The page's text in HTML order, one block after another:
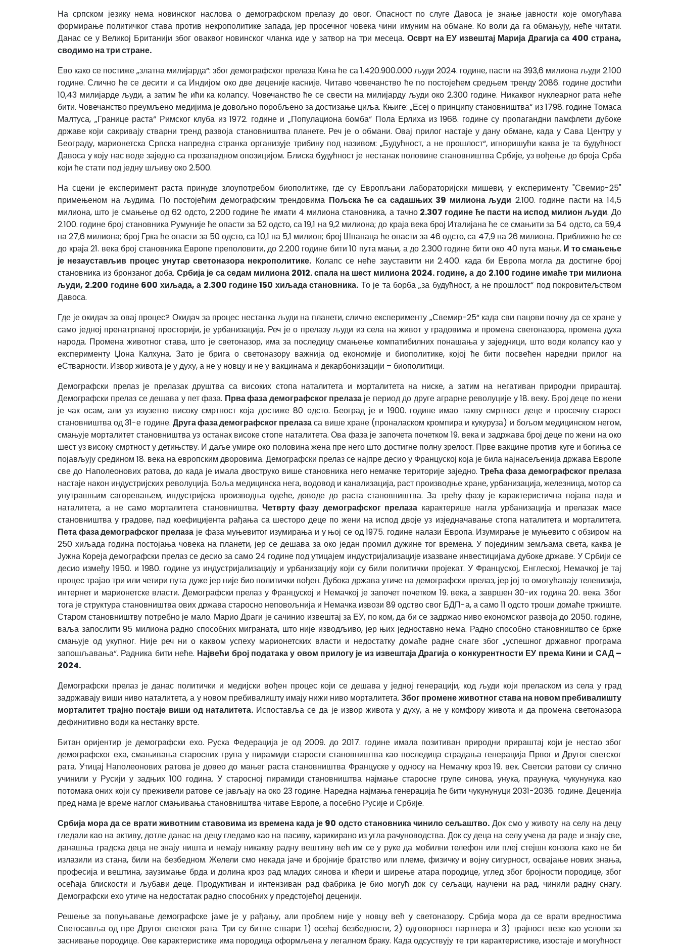
На српском језику нема новинског наслова о демографском прелазу до овог. Опасност по слуге Давоса је знање јавности које омогућава
формирање политичког става против некрополитике запада, јер просечног човека чини имуним на обмане. Ко воли да га обмањују, неће читати.
Данас се у Великој Британији због оваквог новинског чланка иде у затвор на три месеца. Осврт на ЕУ извештај Марија Драгија са 400 страна,
сводимо на три стране.
Ево како се постиже „златна милијарда“: због демографског прелаза Кина ће са 1.420.900.000 људи 2024. године, пасти на 393,6 милиона људи 2.100
године. Слично ће се десити и са Индијом око две деценије касније. Читаво човечанство ће по постојећем средњем тренду 2086. године достићи
10,43 милијарде људи, а затим ће ићи ка колапсу. Човечанство ће се свести на милијарду људи око 2.300 године. Никаквог нуклеарног рата неће
бити. Човечанство преумљено медијима је довољно поробљено за достизање циља. Књиге: „Есеј о принципу становништва“ из 1798. године Томаса
Малтуса, „Границе раста“ Римског клуба из 1972. године и „Популациона бомба“ Пола Ерлиха из 1968. године су пропагандни памфлети дубоке
државе који сакривају стварни тренд развоја становништва планете. Реч је о обмани. Овај прилог настаје у дану обмане, када у Сава Центру у
Београду, марионетска Српска напредна странка организује трибину под називом: „Будућност, а не прошлост“, игноришући каква је та будућност
Давоса у коју нас воде заједно са прозападном опозицијом. Блиска будућност је нестанак половине становништва Србије, уз вођење до броја Срба
који ће стати под једну шљиву око 2.500.
На сцени је експеримент раста принуде злоупотребом биополитике, где су Европљани лабораторијски мишеви, у експерименту "Свемир-25"
примењеном на људима. По постојећим демографским трендовима Пољска ће са садашњих 39 милиона људи 2.100. године пасти на 14,5
милиона, што је смањење од 62 одсто, 2.200 године ће имати 4 милиона становника, а тачно2.307 године ће пасти на испод милион људи. До
2.100. године број становника Румуније ће опасти за 52 одсто, са 19,1 на 9,2 милиона; до краја века број Италијана ће се смањити за 54 одсто, са 59,4
на 27,6 милиона; број Грка ће опасти за 50 одсто, са 10,1 на 5,1 милион; број Шпанаца ће опасти за 46 одсто, са 47,9 на 26 милиона. Приближно ће се
до краја 21. века број становника Европе преполовити, до 2.200 године бити 10 пута мањи, а до 2.300 године бити око 40 пута мањи. И то смањење
је незаустављив процес унутар светоназора некрополитике. Колапс се неће зауставити ни 2.400. када би Европа могла да достигне број
становника из бронзаног доба.Србија је са седам милиона 2012. спала на шест милиона 2024. године, а до 2.100 године имаће три милиона
људи, 2.200 године 600 хиљада, а 2.300 године 150 хиљада становника. То је та борба „за будућност, а не прошлост“ под покровитељством
Давоса.
Где је окидач за овај процес? Окидач за процес нестанка људи на планети, слично експерименту „Свемир-25“ када сви пацови почну да се хране у
само једној пренатрпаној просторији, је урбанизација. Реч је о прелазу људи из села на живот у градовима и промена светоназора, промена духа
народа. Промена животног става, што је светоназор, има за последицу смањење компатибилних понашања у заједници, што води колапсу као у
експерименту Џона Калхуна. Зато је брига о светоназору важнија од економије и биополитике, којој ће бити посвећен наредни прилог на
еСтварности. Извор живота је у духу, а не у новцу и не у вакцинама и декарбонизацији – биополитици.
Демографски прелаз је прелазак друштва са високих стопа наталитета и морталитета на ниске, а затим на негативан природни прираштај.
Демографски прелаз се дешава у пет фаза. Прва фаза демографског прелазаје период до друге аграрне револуције у 18. веку. Број деце по жени
је чак осам, али уз изузетно високу смртност која достиже 80 одсто. Београд је и 1900. године имао такву смртност деце и просечну старост
становништва од 31-е године. Друга фаза демографског прелазаса више хране (проналаском кромпира и кукуруза) и бољом медицинском негом,
смањује морталитет становништва уз останак високе стопе наталитета. Ова фаза је започета почетком 19. века и задржава број деце по жени на око
шест уз високу смртност у детињству. И даље умире око половина жена пре него што достигне полну зрелост. Прве вакцине против куге и богиња се
појављују средином 18. века на европским дворовима. Демографски прелаз се најпре десио у Француској која је била најнасељенија држава Европе
све до Наполеонових ратова, до када је имала двоструко више становника него немачке територије заједно. Трећа фаза демографског прелаза
настаје након индустријских револуција. Боља медицинска нега, водовод и канализација, раст производње хране, урбанизација, железница, мотор са
унутрашњим сагоревањем, индустријска производња одеће, доводе до раста становништва. За трећу фазу је карактеристична појава пада и
наталитета, а не само морталитета становништва. Четврту фазу демографског прелаза карактерише нагла урбанизација и прелазак масе
становништва у градове, пад коефицијента рађања са шесторо деце по жени на испод двоје уз изједначавање стопа наталитета и морталитета.
Пета фаза демографског прелаза је фаза муњевитог изумирања и у њој се од 1975. године налази Европа. Изумирање је муњевито с обзиром на
250 хиљада година постојања човека на планети, јер се дешава за око један промил дужине тог времена. У појединим земљама света, каква је
Јужна Кореја демографски прелаз се десио за само 24 године под утицајем индустријализације изазване инвестицијама дубоке државе. У Србији се
десио између 1950. и 1980. године уз индустријализацију и урбанизацију који су били политички пројекат. У Француској, Енглеској, Немачкој је тај
процес трајао три или четири пута дуже јер није био политички вођен. Дубока држава утиче на демографски прелаз, јер јој то омогућавају телевизија,
интернет и марионетске власти. Демографски прелаз у Француској и Немачкој је започет почетком 19. века, а завршен 30-их година 20. века. Због
тога је структура становништва ових држава старосно неповољнија и Немачка извози 89 одство свог БДП-а, а само 11 одсто троши домаће тржиште.
Старом становништву потребно је мало. Марио Драги је сачинио извештај за ЕУ, по ком, да би се задржао ниво економског развоја до 2050. године,
ваља запослити 95 милиона радно способних миграната, што није изводљиво, јер њих једноставно нема. Радно способно становништво се брже
смањује од укупног. Није реч ни о каквом успеху марионетских власти и недостатку домаће радне снаге због „успешног државног програма
запошљавања“. Радника бити неће. Највећи број података у овом прилогу је из извештаја Драгија о конкурентности ЕУ према Кини и САД –
2024.
Демографски прелаз је данас политички и медијски вођен процес који се дешава у једној генерацији, код људи који преласком из села у град
задржавају виши ниво наталитета, а у новом пребивалишту имају нижи ниво морталитета.Због промене животног става на новом пребивалишту
морталитет трајно постаје виши од наталитета.Испоставља се да је извор живота у духу, а не у комфору живота и да промена светоназора
дефинитивно води ка нестанку врсте.
Битан оријентир је демографски ехо. Руска Федерација је од 2009. до 2017. године имала позитиван природни прираштај који је нестао због
демографског еха, смањивања старосних група у пирамиди старости становништва као последица страдања генерација Првог и Другог светског
рата. Утицај Наполеонових ратова је довео до мањег раста становништва Француске у односу на Немачку кроз 19. век. Светски ратови су слично
учинили у Русији у задњих 100 година. У старосној пирамиди становништва најмање старосне групе синова, унука, праунука, чукунунука као
потомака оних који су преживели ратове се јављају на око 23 године. Наредна најмања генерација ће бити чукунунуци 2031-2036. године. Деценија
пред нама је време наглог смањивања становништва читаве Европе, а посебно Русије и Србије.
Србија мора да се врати животним ставовима из времена када је 90 одсто становника чинило сељаштво.Док смо у животу на селу на децу
гледали као на активу, дотле данас на децу гледамо као на пасиву, карикирано из угла рачуноводства. Док су деца на селу учена да раде и знају све,
данашња градска деца не знају ништа и немају никакву радну вештину већ им се у руке да мобилни телефон или плеј стејшн конзола како не би
излазили из стана, били на безбедном. Желели смо некада јаче и бројније братство или племе, физичку и војну сигурност, освајање нових знања,
професија и вештина, заузимање брда и долина кроз рад младих синова и кћери и ширење атара породице, углед због бројности породице, због
осећаја блискости и љубави деце. Продуктиван и интензиван рад фабрика је био могућ док су сељаци, научени на рад, чинили радну снагу.
Демографски ехо утиче на недостатак радно способних у предстојећој деценији.
Решење за попуњавање демографске јаме је у рађању, али проблем није у новцу већ у светоназору. Србија мора да се врати вредностима
Светосавља од пре Другог светског рата. Три су битне ствари: 1) осећај безбедности, 2) одговорност партнера и 3) трајност везе као услови за
заснивање породице. Ове карактеристике има породица оформљена у легалном браку. Када одсуствују те три карактеристике, изостаје и могућност